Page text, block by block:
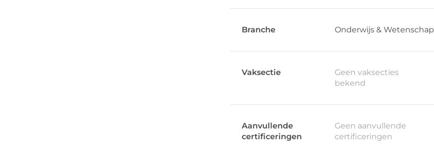
Branche Onderwijs & Wetenschap
Vaksectie
Geen vaksecties
bekend
Aanvullende
certificeringen
Geen aanvullende
certificeringen